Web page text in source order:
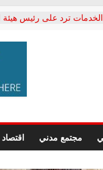
ترد على رئيس هيئة
أصحاب المعاشات..
سليمان يكتب: القطاع
التحالف الشعبي يطلق
اعتماد الرسومات النهائية
لمدينة الصحفيين..
المبنى الإداري
مجتمع مدني اقتصاد